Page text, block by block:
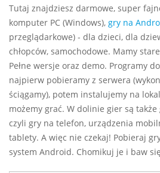
Tutaj znajdziesz darmowe, super
komputer PC (Windows), gry na
przeglądarkowe) - dla dzieci, dla
chłopców, samochodowe. Mamy
Pełne wersje oraz demo. Programy
najpierw pobieramy z serwera
ściągamy), potem instalujemy na
możemy grać. W dolinie gier są
czyli gry na telefon, urządzenia
tablety. A więc nie czekaj! Pobieraj
system Android. Chomikuj je i baw